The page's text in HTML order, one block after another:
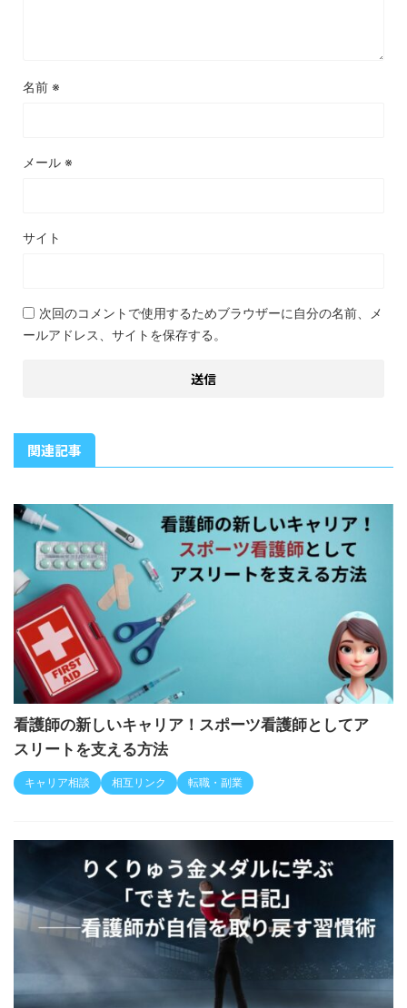
名前 ※
メール ※
サイト
次回のコメントで使用するためブラウザーに自分の名前、メ
ールアドレス、サイトを保存する。
e
r
a
t
i
v
e
:
関連記事
看護師の新しいキャリア！スポーツ看護師としてア
スリートを支える方法
キャリア相談 相互リンク 転職・副業